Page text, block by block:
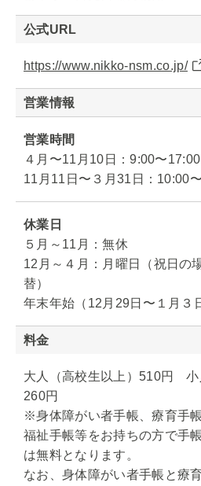
公式URL
https://www.nikko-nsm.co.jp/
営業情報
営業時間
４月〜11月10日：9:00〜17:00
11月11日〜３月31日：10:00
休業日
５月～11月：無休
12月～４月：月曜日（祝日の
替）
年末年始（12月29日〜１月３
料金
大人（高校生以上）510円 小
260円
※身体障がい者手帳、療育手
福祉手帳等をお持ちの方で手
は無料となります。
なお、身体障がい者手帳と療